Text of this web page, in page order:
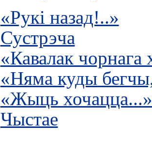
«Рукі назад!..»
Сустрэча
«Кавалак чорнага
«Няма куды
«Жыць хочацца...»
Чыстае